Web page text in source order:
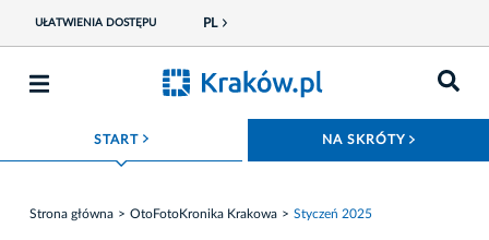
UŁATWIENIA DOSTĘPU PL
START ROZWIŃ MENU NA SKRÓTY
Strona główna OtoFotoKronika Krakowa Styczeń 2025